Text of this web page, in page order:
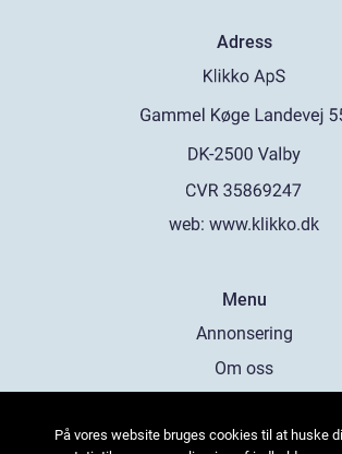
Adress
web: www.klikko.dk
Menu
Annonsering
Om oss
Kontakta oss
På vores website bruges cookies til at huske